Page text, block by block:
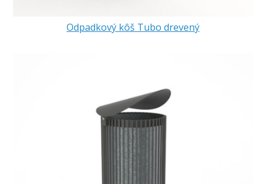
Odpadkový kôš Tubo drevený